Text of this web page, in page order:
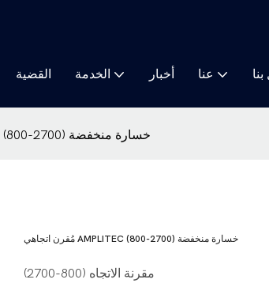
القضية الخدمة أخبار عنا
مُقرن اتجاهي AMPLITEC (800-2700) خسارة منخفضة
مُقرن اتجاهي AMPLITEC (800-2700) خسارة منخفضة
مقرنة الاتجاه (800-2700)